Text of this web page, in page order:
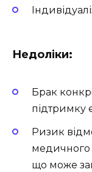
Недоліки:
Брак
підтримку
Ризик
медичного
що може